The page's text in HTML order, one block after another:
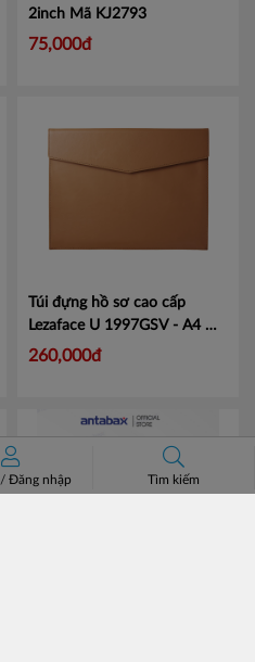
2inch Mã KJ2793
75,000đ
Túi đựng hồ sơ cao cấp
Lezaface U 1997GSV - A4 Mã
KJ1997
260,000đ
/Đăng nhập Tìm kiếm